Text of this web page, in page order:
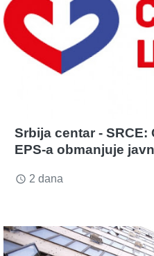
Srbija centar -
EPS-a obmanjuje
access_time 2 dana